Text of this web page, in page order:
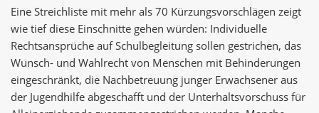
Eine Streichliste mit mehr als 70 Kürzungsvorschlägen zeigt
wie tief diese Einschnitte gehen würden: Individuelle
Rechtsansprüche auf Schulbegleitung sollen gestrichen, das
Wunsch- und Wahlrecht von Menschen mit Behinderungen
eingeschränkt, die Nachbetreuung junger Erwachsener aus
der Jugendhilfe abgeschafft und der Unterhaltsvorschuss für